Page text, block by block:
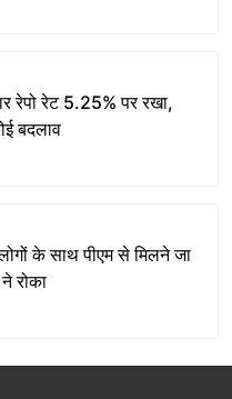
रेपो रेट 5.25% पर रखा,
बदलाव
के साथ पीएम से मिलने जा
रोका